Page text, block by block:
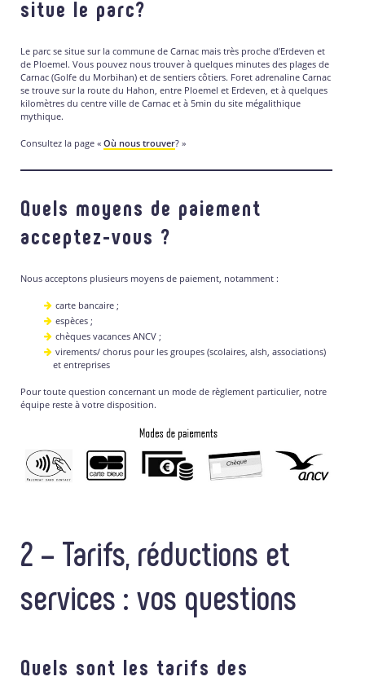
situe le parc?
Le parc se situe sur la commune de Carnac mais très proche d’Erdeven et
de Ploemel. Vous pouvez nous trouver à quelques minutes des plages de
Carnac (Golfe du Morbihan) et de sentiers côtiers. Foret adrenaline Carnac
se trouve sur la route du Hahon, entre Ploemel et Erdeven, et à quelques
kilomètres du centre ville de Carnac et à 5min du site mégalithique
mythique.
Consultez la page « Où nous trouver? »
Quels moyens de paiement
acceptez-vous ?
Nous acceptons plusieurs moyens de paiement, notamment :
carte bancaire ;
espèces ;
chèques vacances ANCV ;
virements/ chorus pour les groupes (scolaires, alsh, associations)
et entreprises
Pour toute question concernant un mode de règlement particulier, notre
équipe reste à votre disposition.
2 – Tarifs, réductions et
services : vos questions
Quels sont les tarifs des